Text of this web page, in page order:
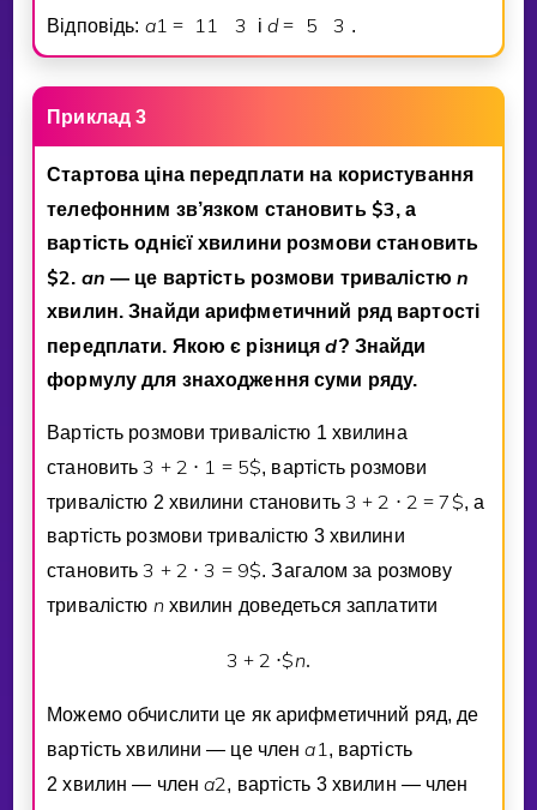
Вiдповiдь: a1 = 11 3 id = 5 3 .
Приклад 3
Стартова цiна передплати на користування
телефонним зв’язком становить $3, а
вартiсть однiєї хвилини розмови становить
$2. an — це вартiсть розмови тривалiстюn
хвилин. Знайди арифметичний ряд вартостi
передплати. Якою є рiзницяd? Знайди
формулу для знаходження суми ряду.
Вартiсть розмови тривалiстю 1 хвилина
становить3 + 2 ⋅ 1 = 5$, вартiсть розмови
тривалiстю 2 хвилини становить 3 + 2 ⋅ 2 = 7 $, а
вартiсть розмови тривалiстю 3 хвилини
становить3 + 2 ⋅ 3 = 9$. Загалом за розмову
тривалiстю nхвилин доведеться заплатити
3 + 2 ⋅$n.
Можемо обчислити це як арифметичний ряд, де
вартiсть хвилини — це членa1, вартiсть
2 хвилин — членa2, вартiсть 3 хвилин — член